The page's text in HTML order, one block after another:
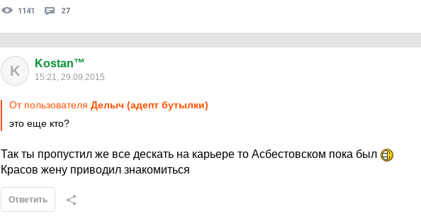
1141 27
K Kostan™
15:21, 29.09.2015
От пользователя Делыч (адепт бутылки)
это еще кто?
Так ты пропустил же все дескать на карьере то Асбестовском пока был
Красов жену приводил знакомиться
Ответить